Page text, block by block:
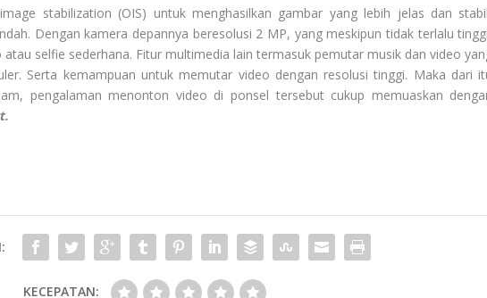
stabilization (OIS) untuk menghasilkan gambar yang lebih jelas dan
Dengan kamera depannya beresolusi 2 MP, yang meskipun tidak terlalu
selfie sederhana. Fitur multimedia lain termasuk pemutar musik dan video
Serta kemampuan untuk memutar video dengan resolusi tinggi. Maka dari
pengalaman menonton video di ponsel tersebut cukup memuaskan
KECEPATAN: